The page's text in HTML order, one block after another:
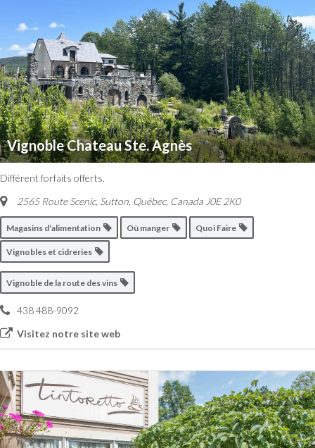
Vignoble Chateau Ste. Agnès
Différent forfaits offerts.
2565 Route Scenic, Sutton Québec, Canada J0E 2K0
Magasins d'alimentation Où manger Quoi Faire
Vignobles et cidreries
Vignoble de la route des vins
438 488-9092
Visitez notre site web